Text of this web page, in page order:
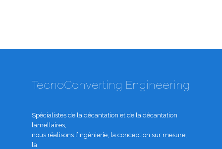
TecnoConverting Engineering
Spécialistes de la décantation et de la décantation
lamellaires,
nous réalisons l’ingénierie, la conception sur mesure,
la